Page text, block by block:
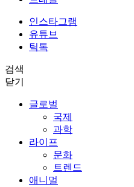
인스타그램
유튜브
틱톡
검색
닫기
글로벌
국제
과학
라이프
문화
트렌드
애니멀